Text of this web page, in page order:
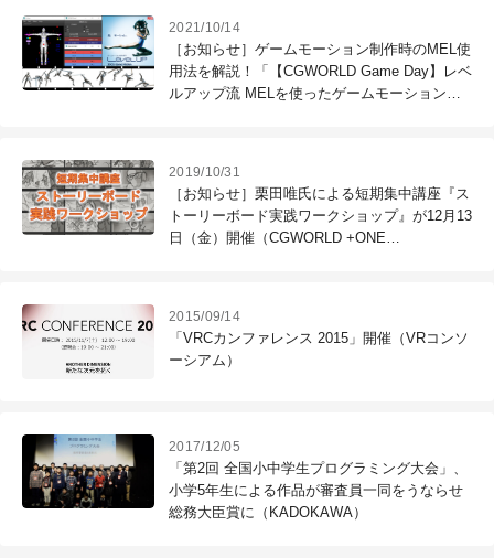
2021/10/14
［お知らせ］ゲームモーション制作時のMEL使
用法を解説！「【CGWORLD Game Day】レベ
ルアップ流 MELを使ったゲームモーション制
2019/10/31
［お知らせ］栗田唯氏による短期集中講座『ス
トーリーボード実践ワークショップ』が12月13
日（金）開催（CGWORLD +ONE
2015/09/14
「VRCカンファレンス 2015」開催（VRコンソ
ーシアム）
2017/12/05
「第2回 全国小中学生プログラミング大会」、
小学5年生による作品が審査員一同をうならせ
総務大臣賞に（KADOKAWA）